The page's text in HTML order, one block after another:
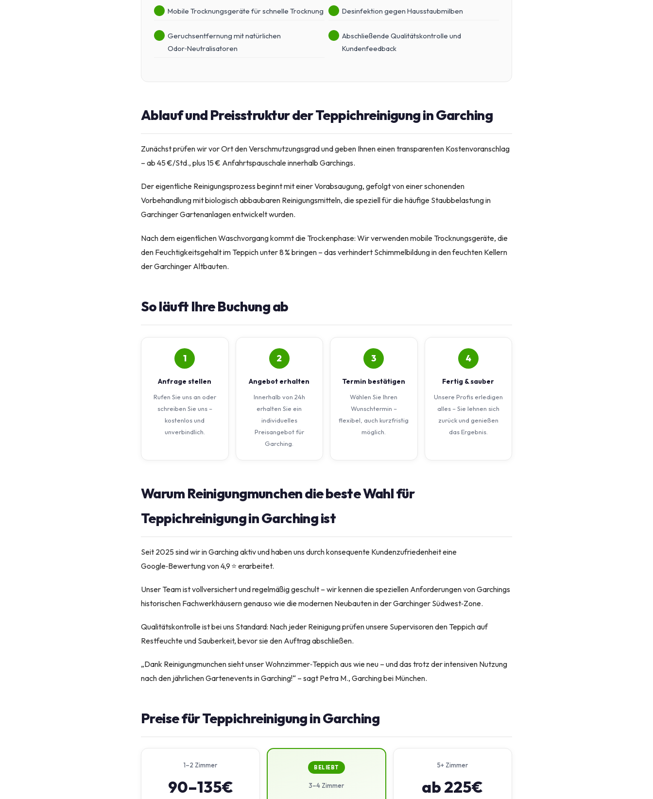
Mobile Trocknungsgeräte für schnelle Trocknung Desinfektion gegen Hausstaubmilben
Geruchsentfernung mit natürlichen
Odor‑Neutralisatoren
Abschließende Qualitätskontrolle und
Kundenfeedback
Ablauf und Preisstruktur der Teppichreinigung in Garching
Zunächst prüfen wir vor Ort den Verschmutzungsgrad und geben Ihnen einen transparenten Kostenvoranschlag
– ab 45 €/Std., plus 15 € Anfahrtspauschale innerhalb Garchings.
Der eigentliche Reinigungsprozess beginnt mit einer Vorabsaugung, gefolgt von einer schonenden
Vorbehandlung mit biologisch abbaubaren Reinigungsmitteln, die speziell für die häufige Staubbelastung in
Garchinger Gartenanlagen entwickelt wurden.
Nach dem eigentlichen Waschvorgang kommt die Trockenphase: Wir verwenden mobile Trocknungsgeräte, die
den Feuchtigkeitsgehalt im Teppich unter 8 % bringen – das verhindert Schimmelbildung in den feuchten Kellern
der Garchinger Altbauten.
So läuft Ihre Buchung ab
1
Anfrage stellen
Rufen Sie uns an oder
schreiben Sie uns –
kostenlos und
unverbindlich.
2
Angebot erhalten
Innerhalb von 24h
erhalten Sie ein
individuelles
Preisangebot für
Garching.
3
Termin bestätigen
Wählen Sie Ihren
Wunschtermin –
flexibel, auch kurzfristig
möglich.
4
Fertig & sauber
Unsere Profis erledigen
alles – Sie lehnen sich
zurück und genießen
das Ergebnis.
Warum Reinigungmunchen die beste Wahl für
Teppichreinigung in Garching ist
Seit 2025 sind wir in Garching aktiv und haben uns durch konsequente Kundenzufriedenheit eine
Google‑Bewertung von 4,9 ⭐ erarbeitet.
Unser Team ist vollversichert und regelmäßig geschult – wir kennen die speziellen Anforderungen von Garchings
historischen Fachwerkhäusern genauso wie die modernen Neubauten in der Garchinger Südwest‑Zone.
Qualitätskontrolle ist bei uns Standard: Nach jeder Reinigung prüfen unsere Supervisoren den Teppich auf
Restfeuchte und Sauberkeit, bevor sie den Auftrag abschließen.
„Dank Reinigungmunchen sieht unser Wohnzimmer‑Teppich aus wie neu – und das trotz der intensiven Nutzung
nach den jährlichen Gartenevents in Garching!“ – sagt Petra M., Garching bei München.
Preise für Teppichreinigung in Garching
1–2 Zimmer
90–135€
BELIEBT
3–4 Zimmer
5+ Zimmer
ab 225€